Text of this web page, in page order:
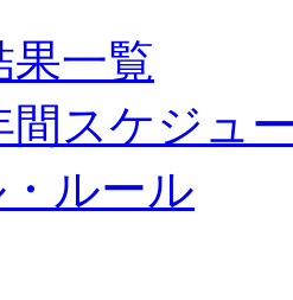
果一覧
間スケジュ
ルール